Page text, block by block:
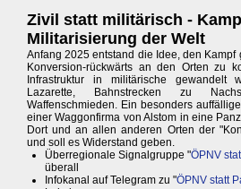
Zivil statt militärisch -
Militarisierung der Welt
Anfang 2025 entstand die Idee, den
Konversion-rückwärts an den Orten zu
Infrastruktur in militärische gewandelt
Lazarette, Bahnstrecken zu
Waffenschmieden. Ein besonders
einer Waggonfirma von Alstom in eine
Dort und an allen anderen Orten der
und soll es Widerstand geben.
Überregionale Signalgruppe "ÖPNV
überall
Infokanal auf Telegram zu "ÖPNV statt